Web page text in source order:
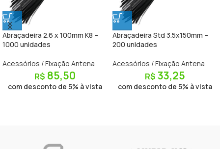
Abraçadeira 2.6 x 100mm K8 –
1000 unidades
Acessórios / Fixação Antena
R$ 85,50
com desconto de 5% à vista
Abraçadeira Std 3.5x150mm –
200 unidades
Acessórios / Fixação Antena
R$ 33,25
com desconto de 5% à vista